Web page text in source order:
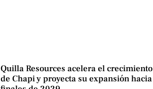
Quilla Resources acelera el crecimiento
de Chapi y proyecta su expansión hacia